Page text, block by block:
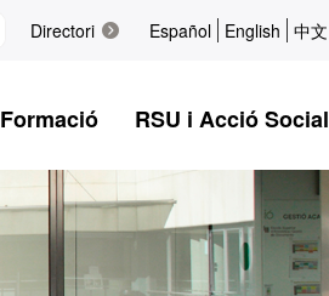
Directori Español English 中文
Formació RSU i Acció Social